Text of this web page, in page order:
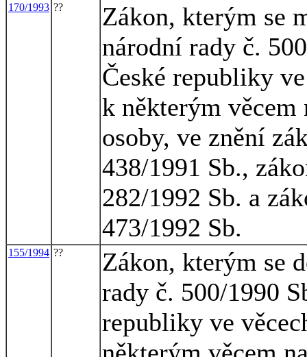
170/1993 ??
Zákon, kterým se
národní rady č.
České republiky
k některým
osoby, ve znění
438/1991 Sb.,
282/1992 Sb. a
473/1992 Sb.
155/1994 ??
Zákon, kterým se
rady č. 500/1990
republiky ve